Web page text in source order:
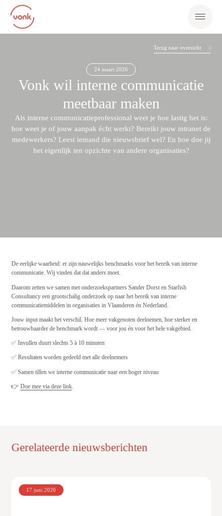
24 maart 2026
Vonk wil interne communicatie
meetbaar maken
Als interne communicatieprofessional weet je hoe lastig het is:
hoe weet je of jouw aanpak écht werkt? Bereikt jouw intranet de
medewerkers? Leest iemand die nieuwsbrief wel? En hoe doe jij
het eigenlijk ten opzichte van andere organisaties?
Terug naar overzicht
De eerlijke waarheid: er zijn nauwelijks benchmarks voor het bereik van interne
communicatie. Wij vinden dat dat anders moet.
Daarom zetten we samen met onderzoekspartners Sander Dorst en Starfish
Consultancy een grootschalig onderzoek op naar het bereik van interne
communicatiemiddelen in organisaties in Vlaanderen én Nederland.
Jouw input maakt het verschil. Hoe meer vakgenoten deelnemen, hoe sterker en
betrouwbaarder de benchmark wordt — voor jou én voor het hele vakgebied.
✅ Invullen duurt slechts 5 à 10 minuten
✅ Resultaten worden gedeeld met alle deelnemers
✅ Samen tillen we interne communicatie naar een hoger niveau
👉 Doe mee via deze link.
Gerelateerde nieuwsberichten
17 juni 2026